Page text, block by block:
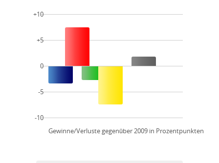
Gewinne/Verluste gegenüber 2009 in Prozentpunkten
+10
+5
0
-5
-10